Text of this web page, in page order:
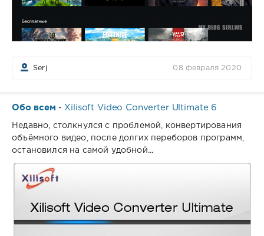
Serj 08 февраля 2020
Обо всем - Xilisoft Video Converter Ultimate 6
Недавно, столкнулся с проблемой, конвертирования
объёмного видео, после долгих переборов программ,
остановился на самой удобной...